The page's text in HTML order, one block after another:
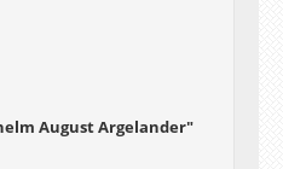
August Argelander"